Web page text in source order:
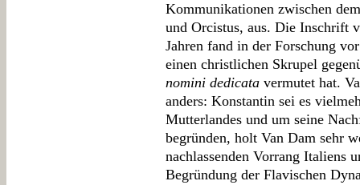
Kommunikationen zwischen
und Orcistus, aus. Die Inschrift
Jahren fand in der Forschung
einen christlichen Skrupel
nomini dedicata vermutet hat.
anders: Konstantin sei es
Mutterlandes und um seine
begründen, holt Van Dam sehr
nachlassenden Vorrang Italiens
Begründung der Flavischen